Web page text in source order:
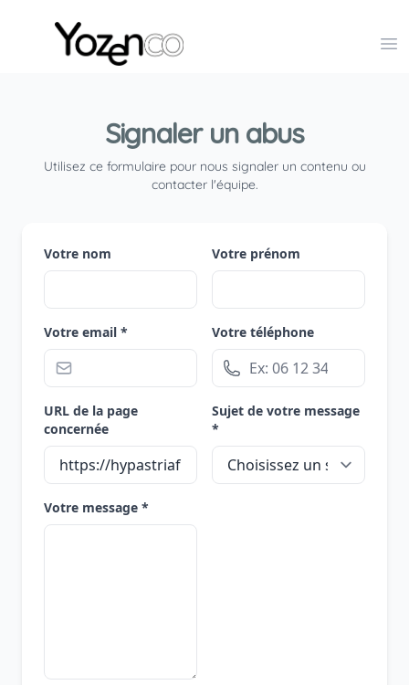
Yozenco - Organisateur de Salons, Evénements et
Signaler un abus
Utilisez ce formulaire pour nous signaler un contenu ou
contacter l'équipe.
Votre nom Votre prénom
Votre email * Votre téléphone
URL de la page
concernée
Sujet de votre message
*
Votre message *